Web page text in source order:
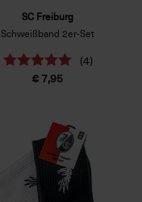
SC Freiburg
Schweißband 2er-Set
(4)
€ 7,95